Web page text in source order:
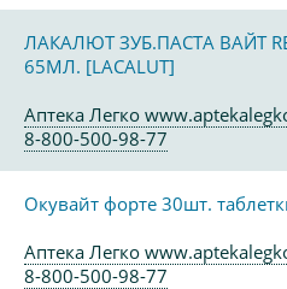
ЛАКАЛЮТ ЗУБ.ПАСТА ВАЙТ
65МЛ. [LACALUT]
Аптека Легко
8-800-500-98-77
Окувайт форте 30шт.
Аптека Легко
8-800-500-98-77